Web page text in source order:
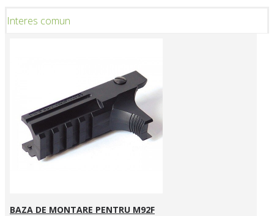
Interes comun
BAZA DE MONTARE PENTRU M92F